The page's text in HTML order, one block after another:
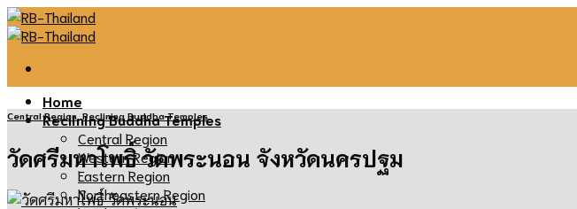
Skip
to
Home
Reclining Buddha Temples
Central Region
Western Region
Eastern Region
Northeastern Region
Central Region Reclining Buddha Temples
วัดศรีมหาโพธิ์ วัดพระนอน จังหวัดนครปฐม